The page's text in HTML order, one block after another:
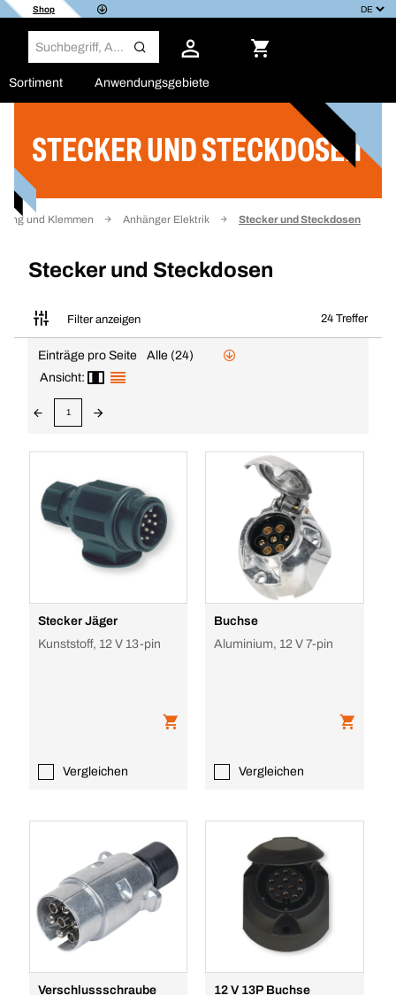
Shop
Sortiment Anwendungsgebiete
STECKER UND STECKDOSEN
und Klemmen Anhänger Elektrik Stecker und Steckdosen
Stecker und Steckdosen
Filter anzeigen 24 Treffer
Filter
Einträge pro Seite
Alle (24)
Ansicht:
1
Stecker Jäger
Kunststoff, 12 V 13-pin
Vergleichen
Buchse
Aluminium, 12 V 7-pin
Vergleichen
Verschlussschraube
12 V 13P Buchse